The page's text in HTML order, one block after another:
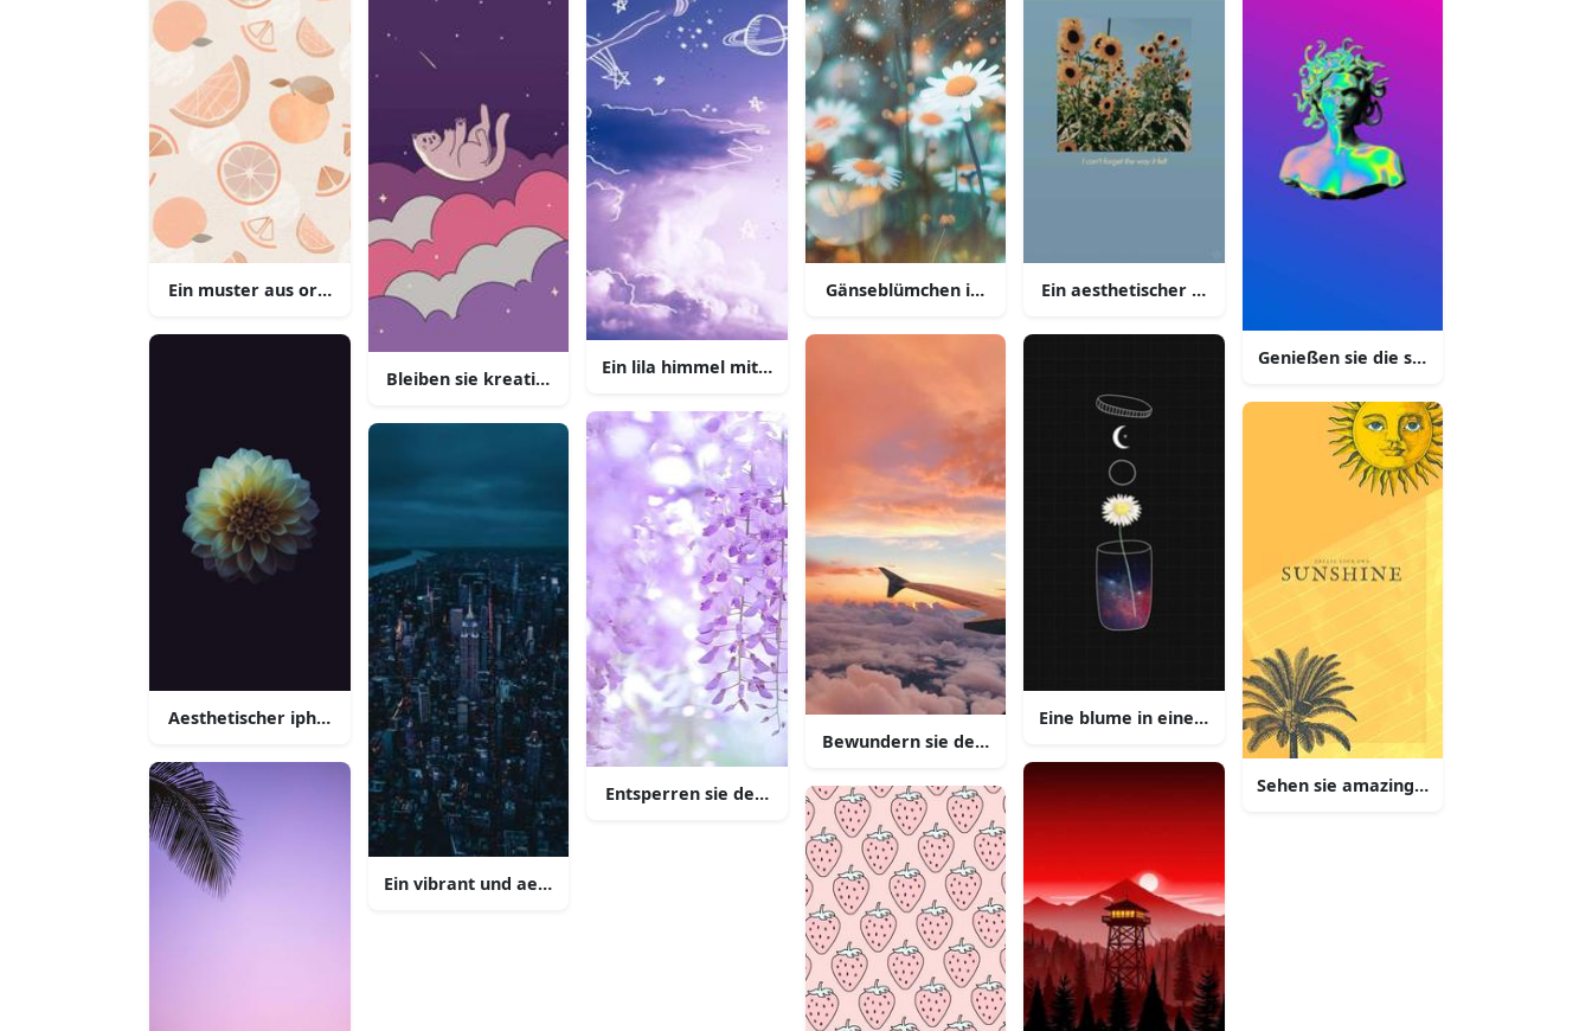
Ein muster aus orangescheiben und orangenstücken
Aesthetischer iphone hintergrund
Bleiben sie kreativ und entsperren sie ihr potenzial mit diesem aesthetischen iphone hintergrund
Ein vibrant und aesthetisch ansprechender iphone hintergrund
Ein lila himmel mit sternen und planeten
Entsperren sie den nacht himmel mit dieser schönen aesthetischen iphone tapete
Gänseblümchen im feld mit einem verschwommenen hintergrund
Bewundern sie den maulbeerfarbenen himmel mit diesem iphone hintergrund
Ein aesthetischer pastell lila iphone hintergrund mit einer
Eine blume in einem glas mit einem mond und einem stern
Genießen sie die schönheit eines
Sehen sie amazing mit diesem